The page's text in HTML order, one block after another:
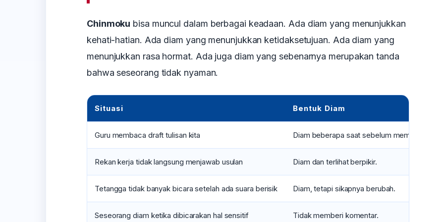
Chinmoku bisa muncul dalam berbagai keadaan. Ada diam yang menunjukkan
kehati-hatian. Ada diam yang menunjukkan ketidaksetujuan. Ada diam yang
menunjukkan rasa hormat. Ada juga diam yang sebenarnya merupakan tanda
bahwa seseorang tidak nyaman.
Situasi Bentuk Diam
Guru membaca draft tulisan kita Diam beberapa saat sebelum memberi
Rekan kerja tidak langsung menjawab usulan Diam dan terlihat berpikir.
Tetangga tidak banyak bicara setelah ada suara berisik Diam, tetapi sikapnya berubah.
Seseorang diam ketika dibicarakan hal sensitif Tidak memberi komentar.